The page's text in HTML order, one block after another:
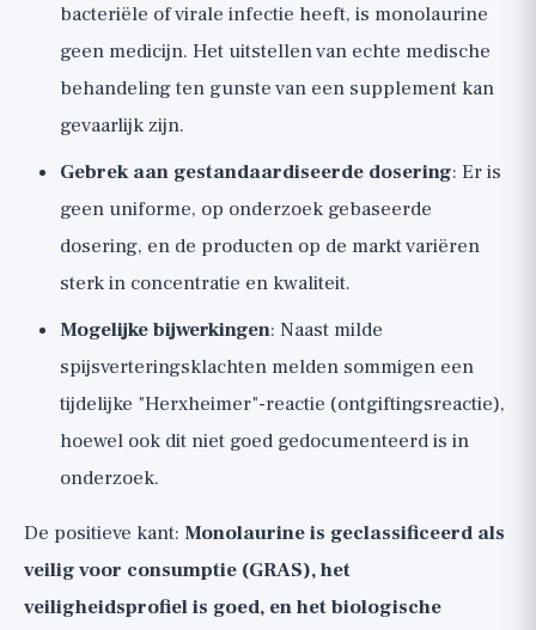
bacteriële of virale infectie heeft, is monolaurine
geen medicijn. Het uitstellen van echte medische
behandeling ten gunste van een supplement kan
gevaarlijk zijn.
Gebrek aan gestandaardiseerde dosering: Er is
geen uniforme, op onderzoek gebaseerde
dosering, en de producten op de markt variëren
sterk in concentratie en kwaliteit.
Mogelijke bijwerkingen: Naast milde
spijsverteringsklachten melden sommigen een
tijdelijke "Herxheimer"-reactie (ontgiftingsreactie),
hoewel ook dit niet goed gedocumenteerd is in
onderzoek.
De positieve kant: Monolaurine is geclassificeerd als
veilig voor consumptie (GRAS), het
veiligheidsprofiel is goed, en het biologische